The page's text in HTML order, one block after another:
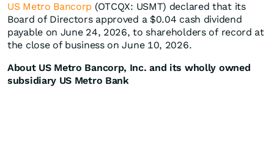
US Metro Bancorp (OTCQX: USMT) declared that its
Board of Directors approved a $0.04 cash dividend
payable on June 24, 2026, to shareholders of record at
the close of business on June 10, 2026.
About US Metro Bancorp, Inc. and its wholly owned
subsidiary US Metro Bank